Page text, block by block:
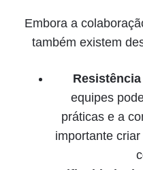
Embora a
também existem
equipes
práticas e a
importante